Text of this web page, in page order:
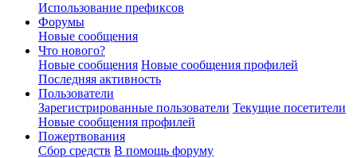
Использование префиксов
Форумы
Новые сообщения
Что нового?
Новые сообщения Новые сообщения профилей
Последняя активность
Пользователи
Зарегистрированные пользователи Текущие посетители
Новые сообщения профилей
Пожертвования
Сбор средств В помощь форуму